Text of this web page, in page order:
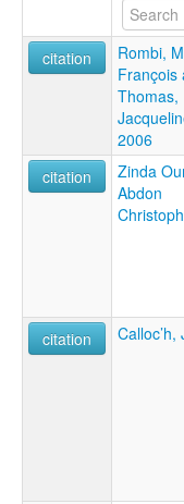
Gbanzili-'Bolaka
Gbanziri
citation
Rombi,
François
Thomas,
2006
citation
Zinda
Abdon
citation
Calloc’h,